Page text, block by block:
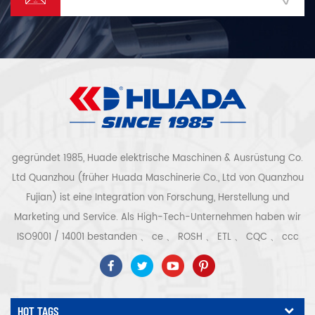
gegründet 1985, Huade elektrische Maschinen & Ausrüstung Co.
Ltd Quanzhou (früher Huada Maschinerie Co., Ltd von Quanzhou
Fujian) ist eine Integration von Forschung, Herstellung und
Marketing und Service. Als High-Tech-Unternehmen haben wir
ISO9001 / 14001 bestanden 、 ce 、 ROSH 、 ETL 、 CQC 、 ccc
Qualitäts- und Sicherheitszertifizierung, High-Tech-
Unternehmenszertifizierung usw. Luftkompressorsystem und -
ausrüstung umfassen Schraubentyp, Zentrifugaltyp, ölfrei,
HOT TAGS